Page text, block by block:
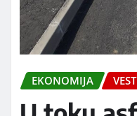
EKONOMIJA